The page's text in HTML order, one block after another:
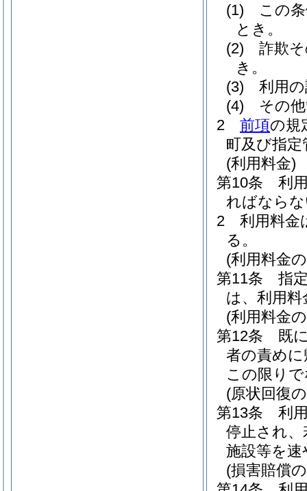
(1)
この
とき。
(2)
詐欺
き。
(3)
利用
(4)
その
2
前項の規
町及び指
(利用料金)
第10条
利
ればなら
2
利用料金
る。
(利用料金
第11条
指
は、利用
(利用料金
第12条
既
者の責め
この限り
(原状回復
第13条
利
停止され
施設等を
(損害賠償